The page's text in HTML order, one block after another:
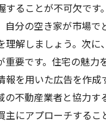
することが不可欠です
自分の空き家が市場で
理解しましょう。次に
重要です。住宅の魅力
報を用いた広告を作成
の不動産業者と協力す
主にアプローチするこ